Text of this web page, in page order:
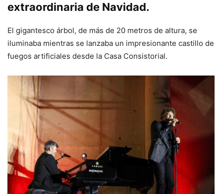
extraordinaria de Navidad.
El gigantesco árbol, de más de 20 metros de altura, se
iluminaba mientras se lanzaba un impresionante castillo de
fuegos artificiales desde la Casa Consistorial.